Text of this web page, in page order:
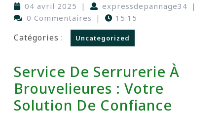
04 avril 2025 | expressdepannage34 |
0 Commentaires
| 15:15
Catégories : Uncategorized
Service De Serrurerie À
Brouvelieures : Votre
Solution De Confiance